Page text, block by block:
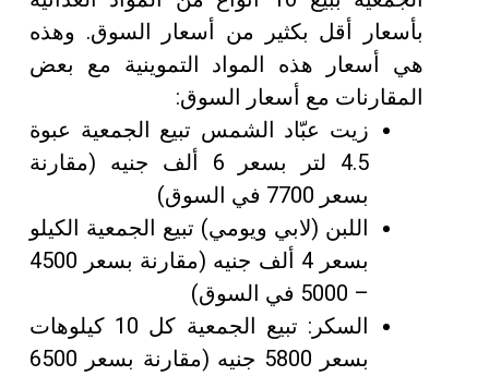
بأسعار أقل بكثير من أسعار السوق. وهذه
هي أسعار هذه المواد التموينية مع بعض
المقارنات مع أسعار السوق:
زيت عبّاد الشمس تبيع الجمعية عبوة
4.5 لتر بسعر 6 ألف جنيه (مقارنة
بسعر 7700 في السوق)
اللبن (لابي ويومي) تبيع الجمعية الكيلو
بسعر 4 ألف جنيه (مقارنة بسعر 4500
– 5000 في السوق)
السكر: تبيع الجمعية كل 10 كيلوهات
بسعر 5800 جنيه (مقارنة بسعر 6500